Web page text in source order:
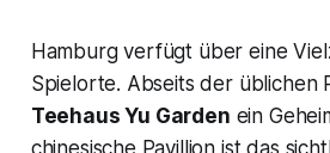
Hamburg verfügt über eine
Spielorte. Abseits der üblichen
Teehaus Yu Garden ein